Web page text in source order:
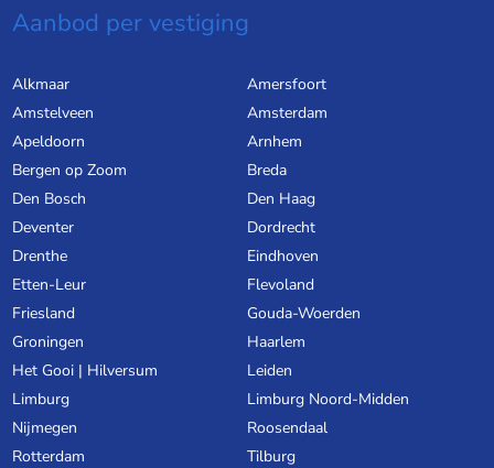
Aanbod per vestiging
Alkmaar
Amersfoort
Amstelveen
Amsterdam
Apeldoorn
Arnhem
Bergen op Zoom
Breda
Den Bosch
Den Haag
Deventer
Dordrecht
Drenthe
Eindhoven
Etten-Leur
Flevoland
Friesland
Gouda-Woerden
Groningen
Haarlem
Het Gooi | Hilversum
Leiden
Limburg
Limburg Noord-Midden
Nijmegen
Roosendaal
Rotterdam
Tilburg